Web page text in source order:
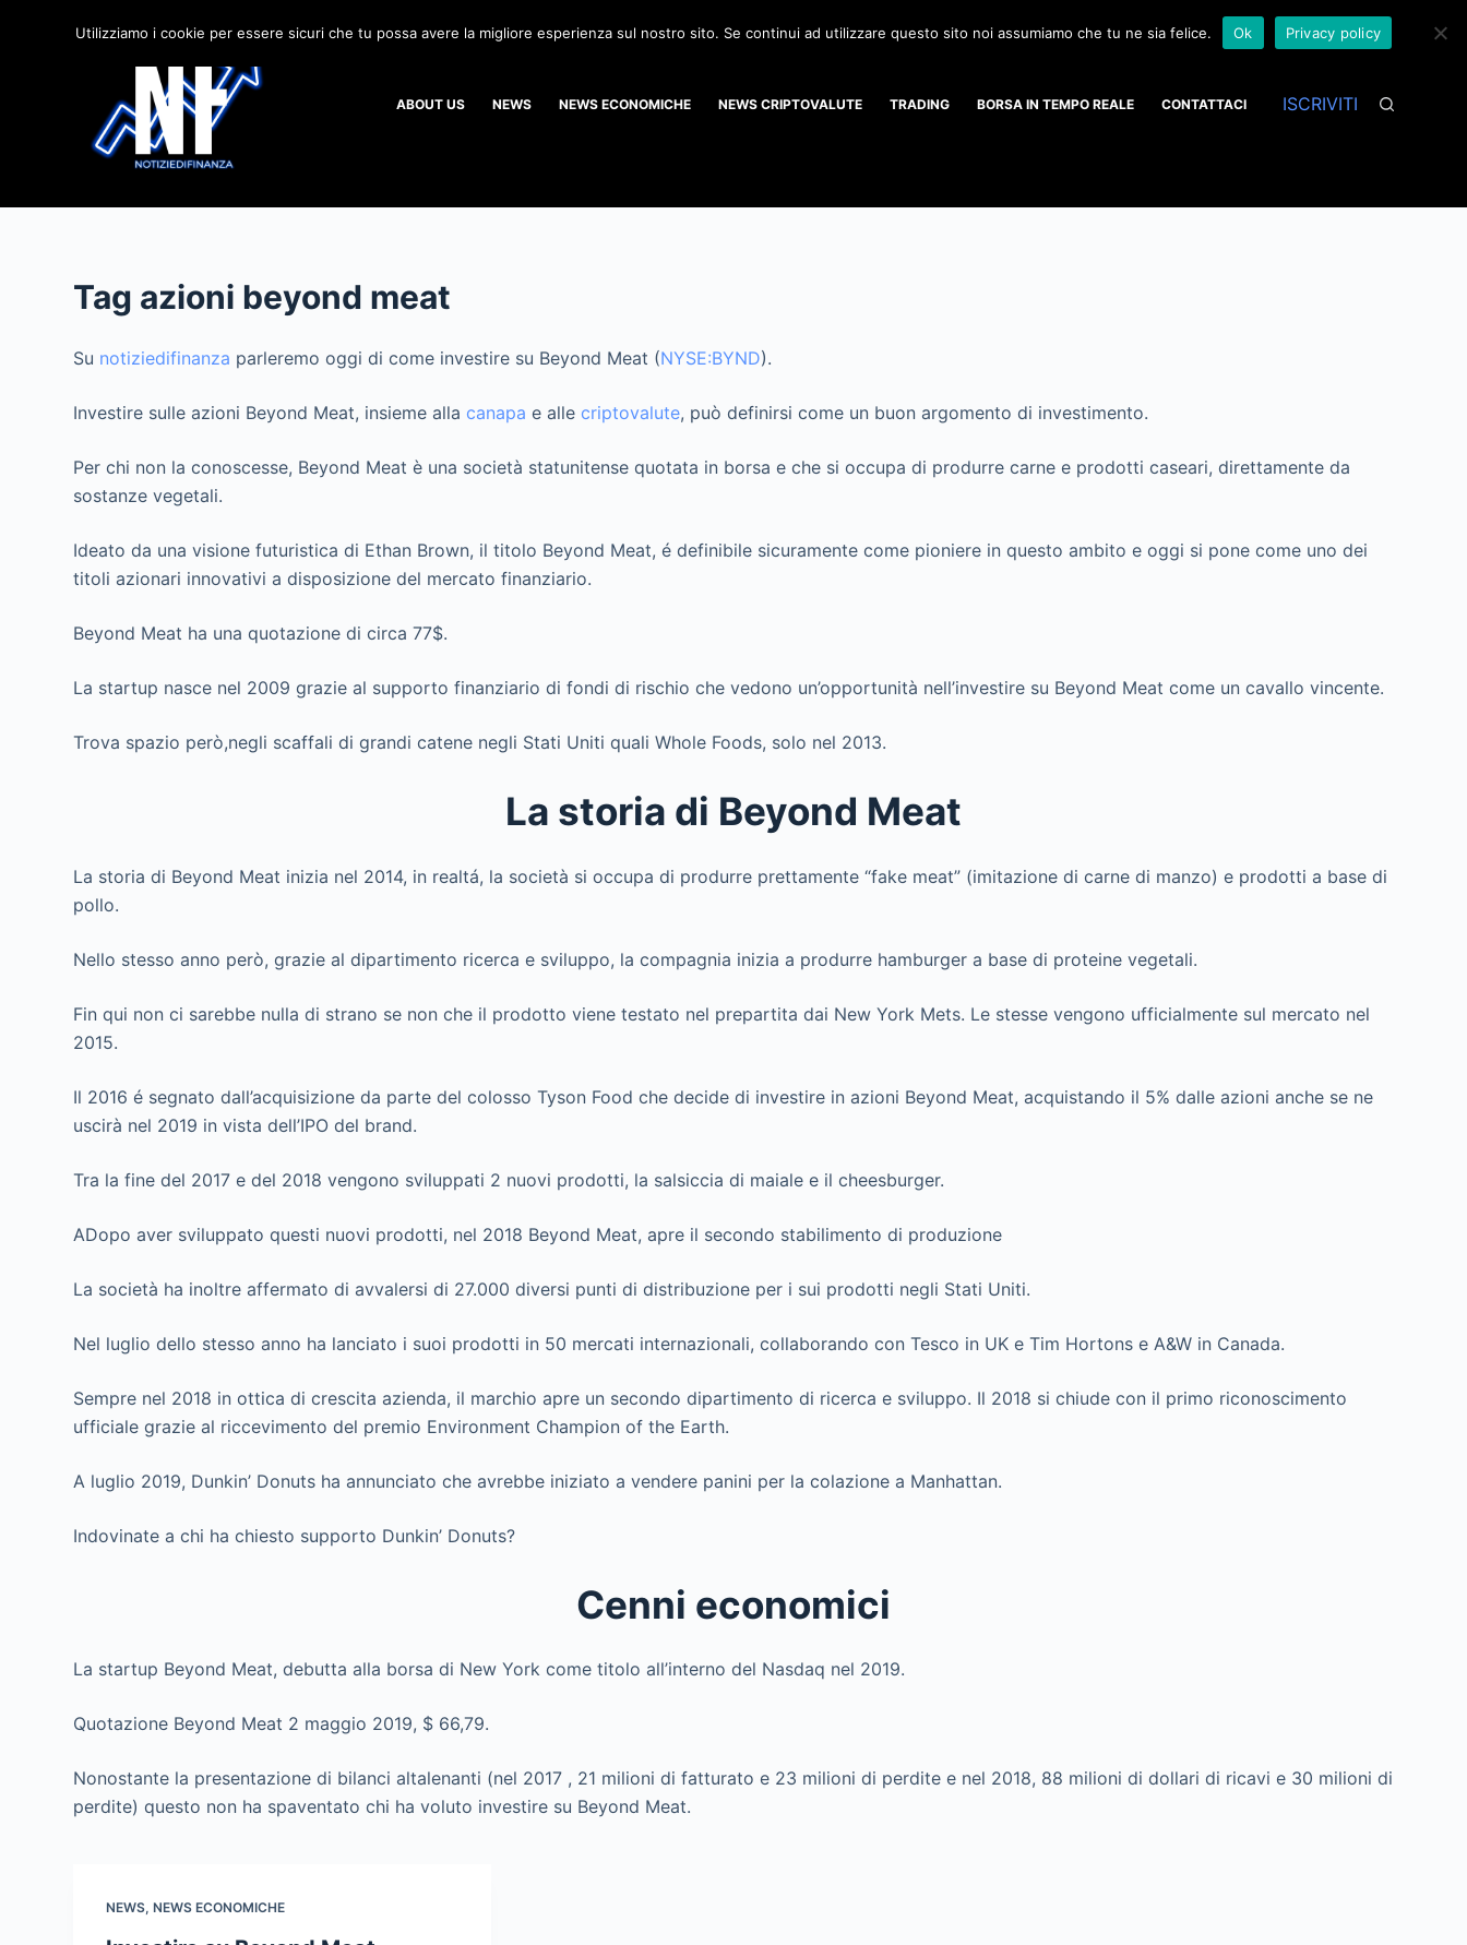
ABOUT US NEWS NEWS ECONOMICHE NEWS CRIPTOVALUTE TRADING BORSA IN TEMPO REALE CONTATTACI ISCRIVITI
Tag azioni beyond meat
Su notiziedifinanza parleremo oggi di come investire su Beyond Meat (NYSE:BYND).
Investire sulle azioni Beyond Meat, insieme allacanapa e allecriptovalute, può definirsi come un buon argomento di investimento.
Per chi non la conoscesse, Beyond Meat è una società statunitense quotata in borsa e che si occupa di produrre carne e prodotti caseari, direttamente da
sostanze vegetali.
Ideato da una visione futuristica di Ethan Brown, il titolo Beyond Meat, é definibile sicuramente come pioniere in questo ambito e oggi si pone come uno dei
titoli azionari innovativi a disposizione del mercato finanziario.
Beyond Meat ha una quotazione di circa 77$.
La startup nasce nel 2009 grazie al supporto finanziario di fondi di rischio che vedono un’opportunità nell’investire su Beyond Meat come un cavallo vincente.
Trova spazio però,negli scaffali di grandi catene negli Stati Uniti quali Whole Foods, solo nel 2013.
La storia di Beyond Meat
La storia di Beyond Meat inizia nel 2014, in realtá, la società si occupa di produrre prettamente “fake meat” (imitazione di carne di manzo) e prodotti a base di
pollo.
Nello stesso anno però, grazie al dipartimento ricerca e sviluppo, la compagnia inizia a produrre hamburger a base di proteine vegetali.
Fin qui non ci sarebbe nulla di strano se non che il prodotto viene testato nel prepartita dai New York Mets. Le stesse vengono ufficialmente sul mercato nel
2015.
Il 2016 é segnato dall’acquisizione da parte del colosso Tyson Food che decide di investire in azioni Beyond Meat, acquistando il 5% dalle azioni anche se ne
uscirà nel 2019 in vista dell’IPO del brand.
Tra la fine del 2017 e del 2018 vengono sviluppati 2 nuovi prodotti, la salsiccia di maiale e il cheesburger.
ADopo aver sviluppato questi nuovi prodotti, nel 2018 Beyond Meat, apre il secondo stabilimento di produzione
La società ha inoltre affermato di avvalersi di 27.000 diversi punti di distribuzione per i sui prodotti negli Stati Uniti.
Nel luglio dello stesso anno ha lanciato i suoi prodotti in 50 mercati internazionali, collaborando con Tesco in UK e Tim Hortons e A&W in Canada.
Sempre nel 2018 in ottica di crescita azienda, il marchio apre un secondo dipartimento di ricerca e sviluppo. Il 2018 si chiude con il primo riconoscimento
ufficiale grazie al riccevimento del premio Environment Champion of the Earth.
A luglio 2019, Dunkin’ Donuts ha annunciato che avrebbe iniziato a vendere panini per la colazione a Manhattan.
Indovinate a chi ha chiesto supporto Dunkin’ Donuts?
Cenni economici
La startup Beyond Meat, debutta alla borsa di New York come titolo all’interno del Nasdaq nel 2019.
Quotazione Beyond Meat 2 maggio 2019, $ 66,79.
Nonostante la presentazione di bilanci altalenanti (nel 2017 , 21 milioni di fatturato e 23 milioni di perdite e nel 2018, 88 milioni di dollari di ricavi e 30 milioni di
perdite) questo non ha spaventato chi ha voluto investire su Beyond Meat.
NEWS,NEWS ECONOMICHE
Utilizziamo i cookie per essere sicuri che tu possa avere la migliore esperienza sul nostro sito. Se continui ad utilizzare questo sito noi assumiamo che tu ne sia felice. Ok Privacy policy